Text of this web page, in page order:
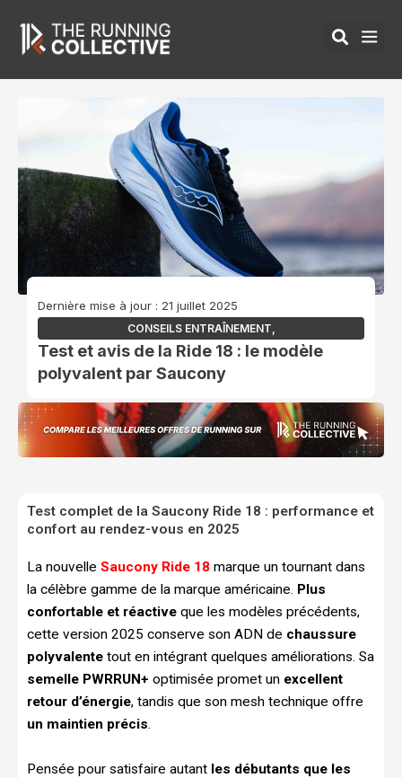
contenu
Dernière mise à jour : 21 juillet 2025
CONSEILS ENTRAÎNEMENT
Test et avis de la Ride 18 : le modèle
polyvalent par Saucony
Test complet de la Saucony Ride 18 : performance et
confort au rendez-vous en 2025
La nouvelle Saucony Ride 18 marque un tournant dans
la célèbre gamme de la marque américaine. Plus
confortable et réactive que les modèles précédents,
cette version 2025 conserve son ADN de chaussure
polyvalente tout en intégrant quelques améliorations. Sa
semelle PWRRUN+ optimisée promet un excellent
retour d’énergie, tandis que son mesh technique offre
un maintien précis.
Pensée pour satisfaire autant les débutants que les